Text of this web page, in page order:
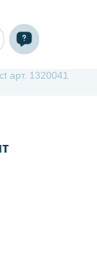
арт. 1320041